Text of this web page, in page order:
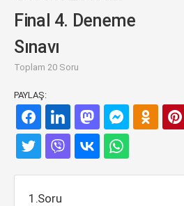
Final 4. Deneme
Sınavı
Toplam 20 Soru
PAYLAŞ:
1.Soru